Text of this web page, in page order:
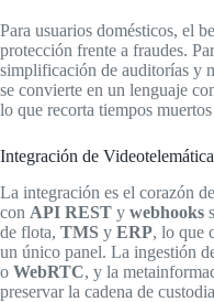
Para usuarios domésticos, el
protección frente a fraudes.
simplificación de auditorías y
se convierte en un lenguaje
lo que recorta tiempos
Integración de
La integración es el corazón
con API REST y webhooks
de flota, TMS y ERP, lo que
un único panel. La ingestión
o WebRTC, y la
preservar la cadena de